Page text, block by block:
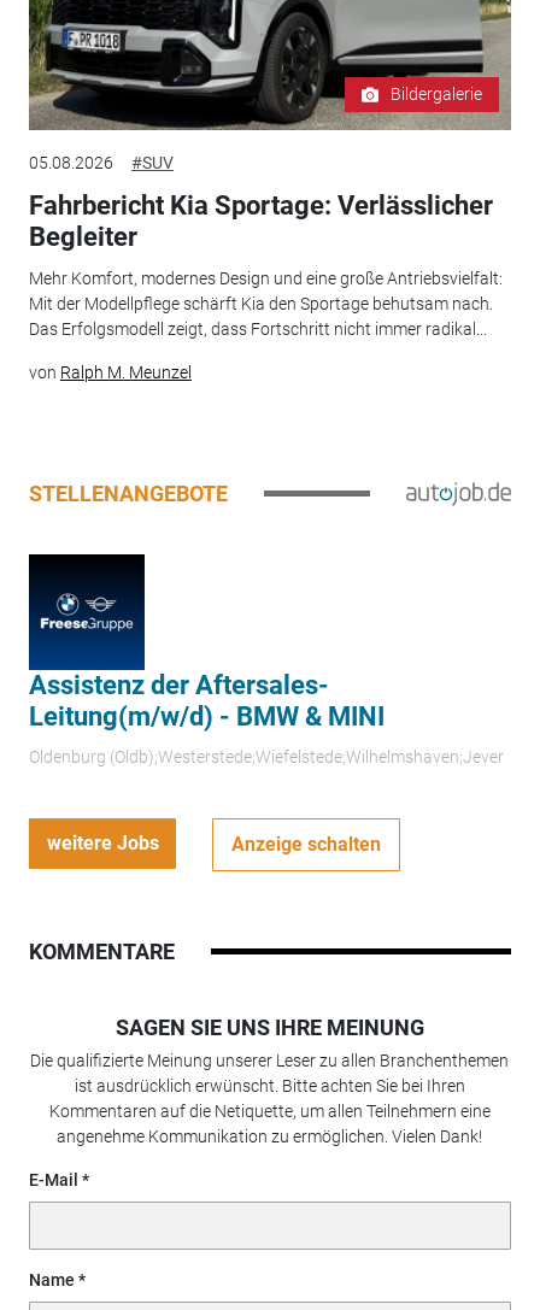
Bildergalerie
05.08.2026 #SUV
Fahrbericht Kia Sportage: Verlässlicher
Begleiter
Mehr Komfort, modernes Design und eine große Antriebsvielfalt:
Mit der Modellpflege schärft Kia den Sportage behutsam nach.
Das Erfolgsmodell zeigt, dass Fortschritt nicht immer radikal...
von Ralph M. Meunzel
STELLENANGEBOTE
Assistenz der Aftersales-
Leitung(m/w/d) - BMW & MINI
Oldenburg (Oldb);Westerstede;Wiefelstede;Wilhelmshaven;Jever
weitere Jobs Anzeige schalten
KOMMENTARE
SAGEN SIE UNS IHRE MEINUNG
Die qualifizierte Meinung unserer Leser zu allen Branchenthemen
ist ausdrücklich erwünscht. Bitte achten Sie bei Ihren
Kommentaren auf die Netiquette, um allen Teilnehmern eine
angenehme Kommunikation zu ermöglichen. Vielen Dank!
E-Mail
Name